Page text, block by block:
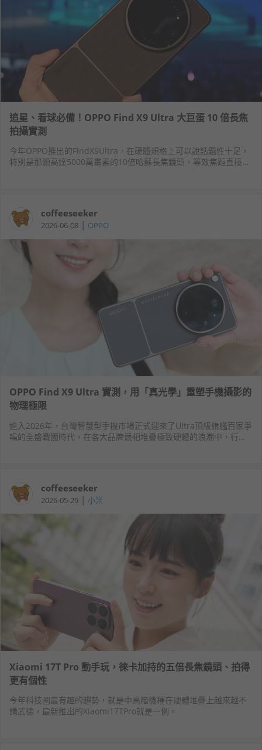
追星、看球必備！OPPO Find X9 Ultra 大巨蛋 10 倍長焦
拍攝實測
今年OPPO推出的FindX9Ultra，在硬體規格上可以說話題性十足，
特別是那顆高達5000萬畫素的10倍哈蘇長焦鏡頭，等效焦距直接拉
coffeeseeker
2026-06-08 | OPPO
OPPO Find X9 Ultra 實測，用「真光學」重塑手機攝影的
物理極限
進入2026年，台灣智慧型手機市場正式迎來了Ultra頂級旗艦百家爭
鳴的全盛戰國時代，在各大品牌競相堆疊極致硬體的浪潮中，行動
coffeeseeker
2026-05-29 | 小米
Xiaomi 17T Pro 動手玩，徠卡加持的五倍長焦鏡頭、拍得
更有個性
今年科技圈最有趣的趨勢，就是中高階機種在硬體堆疊上越來越不
講武德，最新推出的Xiaomi17TPro就是一例。